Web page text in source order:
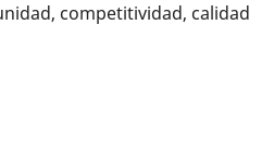
competitividad, calidad